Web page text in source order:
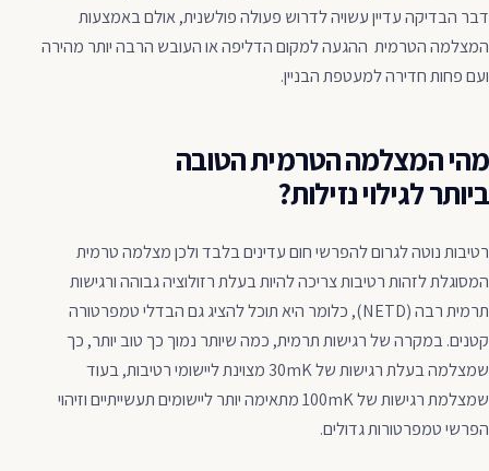
דבר הבדיקה עדיין עשויה לדרוש פעולה פולשנית, אולם באמצעות
המצלמה הטרמית ההגעה למקום הדליפה או העובש הרבה יותר מהירה
ועם פחות חדירה למעטפת הבניין.
מהי המצלמה הטרמית הטובה
ביותר לגילוי נזילות?
רטיבות נוטה לגרום להפרשי חום עדינים בלבד ולכן מצלמה טרמית
המסוגלת לזהות רטיבות צריכה להיות בעלת רזולוציה גבוהה ורגישות
תרמית רבה (NETD), כלומר היא תוכל להציג גם הבדלי טמפרטורה
קטנים. במקרה של רגישות תרמית, כמה שיותר נמוך כך טוב יותר, כך
שמצלמה בעלת רגישות של 30mK מצוינת ליישומי רטיבות, בעוד
שמצלמת רגישות של 100mK מתאימה יותר ליישומים תעשייתיים וזיהוי
הפרשי טמפרטורות גדולים.